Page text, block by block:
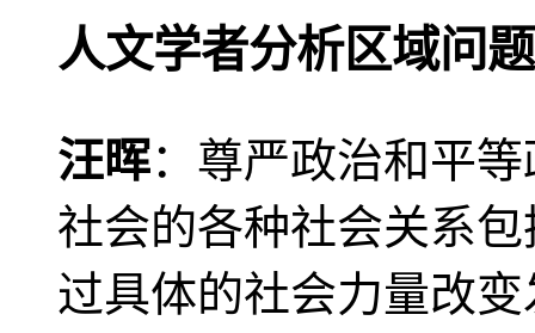
人文学者分析区域问题
汪晖：尊严政治和平
社会的各种社会关系
过具体的社会力量改